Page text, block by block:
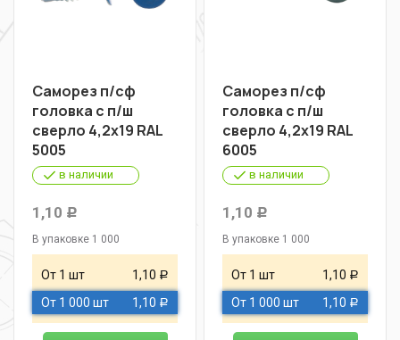
Саморез п/сф
головка с п/ш
сверло 4,2х19 RAL
5005
в наличии
1,10 Р
В упаковке 1 000
От 1 шт 1,10 Р
От 1 000 шт 1,10 Р
Саморез п/сф
головка с п/ш
сверло 4,2х19 RAL
6005
в наличии
1,10 Р
В упаковке 1 000
От 1 шт 1,10 Р
От 1 000 шт 1,10 Р